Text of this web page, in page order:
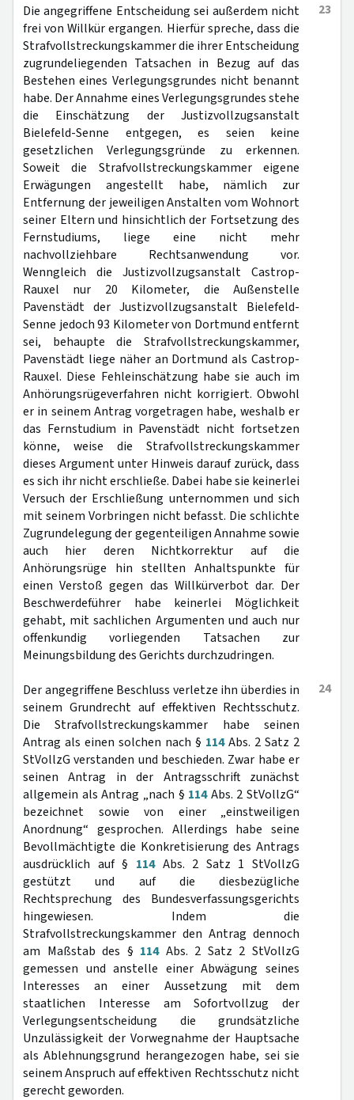
23
Die angegriffene Entscheidung sei außerdem nicht
frei von Willkür ergangen. Hierfür spreche, dass die
Strafvollstreckungskammer die ihrer Entscheidung
zugrundeliegenden Tatsachen in Bezug auf das
Bestehen eines Verlegungsgrundes nicht benannt
habe. Der Annahme eines Verlegungsgrundes stehe
die Einschätzung der Justizvollzugsanstalt
Bielefeld-Senne entgegen, es seien keine
gesetzlichen Verlegungsgründe zu erkennen.
Soweit die Strafvollstreckungskammer eigene
Erwägungen angestellt habe, nämlich zur
Entfernung der jeweiligen Anstalten vom Wohnort
seiner Eltern und hinsichtlich der Fortsetzung des
Fernstudiums, liege eine nicht mehr
nachvollziehbare Rechtsanwendung vor.
Wenngleich die Justizvollzugsanstalt Castrop-
Rauxel nur 20 Kilometer, die Außenstelle
Pavenstädt der Justizvollzugsanstalt Bielefeld-
Senne jedoch 93 Kilometer von Dortmund entfernt
sei, behaupte die Strafvollstreckungskammer,
Pavenstädt liege näher an Dortmund als Castrop-
Rauxel. Diese Fehleinschätzung habe sie auch im
Anhörungsrügeverfahren nicht korrigiert. Obwohl
er in seinem Antrag vorgetragen habe, weshalb er
das Fernstudium in Pavenstädt nicht fortsetzen
könne, weise die Strafvollstreckungskammer
dieses Argument unter Hinweis darauf zurück, dass
es sich ihr nicht erschließe. Dabei habe sie keinerlei
Versuch der Erschließung unternommen und sich
mit seinem Vorbringen nicht befasst. Die schlichte
Zugrundelegung der gegenteiligen Annahme sowie
auch hier deren Nichtkorrektur auf die
Anhörungsrüge hin stellten Anhaltspunkte für
einen Verstoß gegen das Willkürverbot dar. Der
Beschwerdeführer habe keinerlei Möglichkeit
gehabt, mit sachlichen Argumenten und auch nur
offenkundig vorliegenden Tatsachen zur
Meinungsbildung des Gerichts durchzudringen.
24
Der angegriffene Beschluss verletze ihn überdies in
seinem Grundrecht auf effektiven Rechtsschutz.
Die Strafvollstreckungskammer habe seinen
Antrag als einen solchen nach § 114Abs. 2 Satz 2
StVollzG verstanden und beschieden. Zwar habe er
seinen Antrag in der Antragsschrift zunächst
allgemein als Antrag „nach § 114Abs. 2 StVollzG“
bezeichnet sowie von einer „einstweiligen
Anordnung“ gesprochen. Allerdings habe seine
Bevollmächtigte die Konkretisierung des Antrags
ausdrücklich auf § 114Abs. 2 Satz 1 StVollzG
gestützt und auf die diesbezügliche
Rechtsprechung des Bundesverfassungsgerichts
hingewiesen. Indem die
Strafvollstreckungskammer den Antrag dennoch
am Maßstab des § 114Abs. 2 Satz 2 StVollzG
gemessen und anstelle einer Abwägung seines
Interesses an einer Aussetzung mit dem
staatlichen Interesse am Sofortvollzug der
Verlegungsentscheidung die grundsätzliche
Unzulässigkeit der Vorwegnahme der Hauptsache
als Ablehnungsgrund herangezogen habe, sei sie
seinem Anspruch auf effektiven Rechtsschutz nicht
gerecht geworden.